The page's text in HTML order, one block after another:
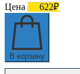
Цена
622₽
В корзину